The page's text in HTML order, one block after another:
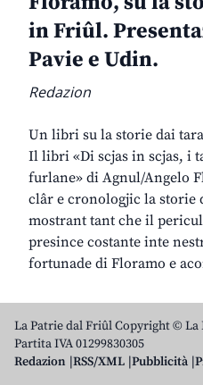
in Friûl.
Pavie e Udin.
Redazion
Un libri su la storie dai
Il libri «Di scjas in scjas, i
furlane» di Agnul/Angelo
clâr e cronologjic la storie
mostrant tant che il
presince costante inte
fortunade di Floramo e
La Patrie dal Friûl Copyright © La
Partita IVA 01299830305
Redazion RSS/XML Pubblicità